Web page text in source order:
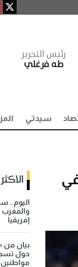
رئيس التحرير
طه فرغلي
سيدتي
اليوم..
والمغرب
إفريقيا
بيان من
حول